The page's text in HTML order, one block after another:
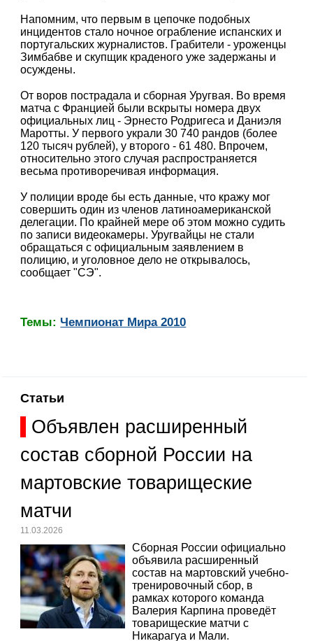
Напомним, что первым в цепочке подобных
инцидентов стало ночное ограбление испанских и
португальских журналистов. Грабители - уроженцы
Зимбабве и скупщик краденого уже задержаны и
осуждены.
От воров пострадала и сборная Уругвая. Во время
матча с Францией были вскрыты номера двух
официальных лиц - Эрнесто Родригеса и Даниэля
Маротты. У первого украли 30 740 рандов (более
120 тысяч рублей), у второго - 61 480. Впрочем,
относительно этого случая распространяется
весьма противоречивая информация.
У полиции вроде бы есть данные, что кражу мог
совершить один из членов латиноамериканской
делегации. По крайней мере об этом можно судить
по записи видеокамеры. Уругвайцы не стали
обращаться с официальным заявлением в
полицию, и уголовное дело не открывалось,
сообщает "СЭ".
Темы: Чемпионат Мира 2010
Статьи
Объявлен расширенный
состав сборной России на
мартовские товарищеские
матчи
11.03.2026
Сборная России официально
объявила расширенный
состав на мартовский учебно-
тренировочный сбор, в
рамках которого команда
Валерия Карпина проведёт
товарищеские матчи с
Никарагуа и Мали.